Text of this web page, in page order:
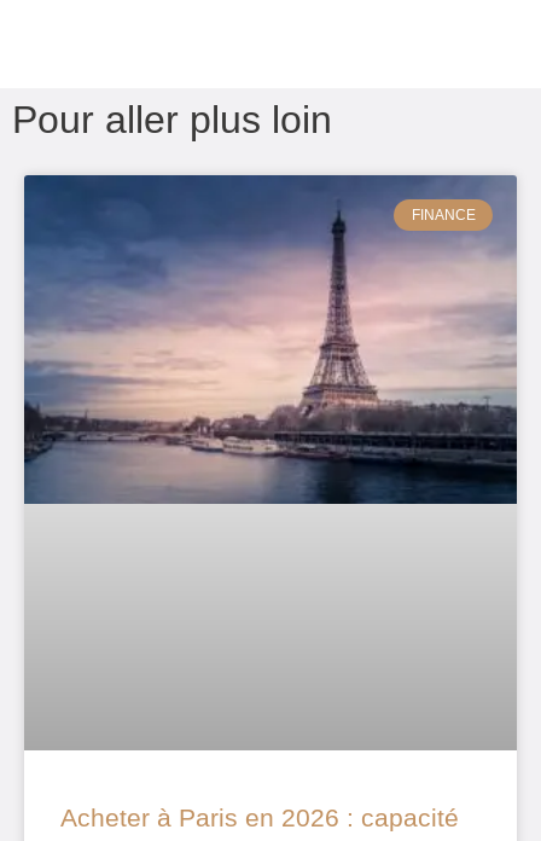
Pour aller plus loin
FINANCE
Acheter à Paris en 2026 : capacité